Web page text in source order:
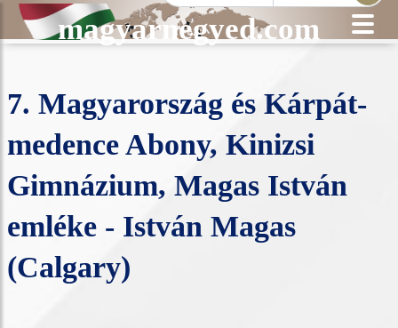
magyarnegyed.com
7. Magyarország és Kárpát-
medence Abony, Kinizsi
Gimnázium, Magas István
emléke - István Magas
(Calgary)